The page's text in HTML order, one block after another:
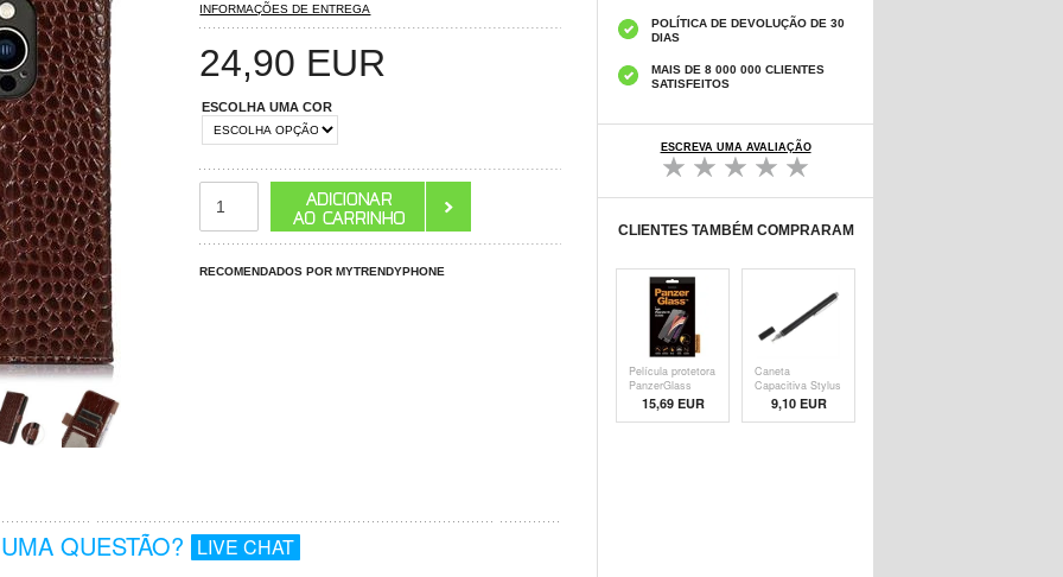
INFORMAÇÕES DE ENTREGA
24,90 EUR
ESCOLHA UMA COR
RECOMENDADOS POR MYTRENDYPHONE
QUESTÃO? LIVE CHAT
POLÍTICA DE DEVOLUÇÃO DE 30
DIAS
MAIS DE 8 000 000 CLIENTES
SATISFEITOS
ESCREVA UMA AVALIAÇÃO
CLIENTES TAMBÉM COMPRARAM
Película protetora
PanzerGlass
15,69 EUR
Caneta
Capacitiva Stylus
- Pre9,10 EUR